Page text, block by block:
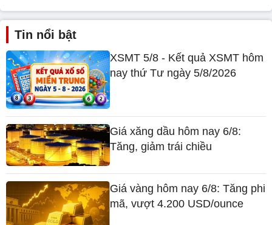
Tin nổi bật
XSMT 5/8 - Kết quả XSMT hôm
nay thứ Tư ngày 5/8/2026
Giá xăng dầu hôm nay 6/8:
Tăng, giảm trái chiều
Giá vàng hôm nay 6/8: Tăng phi
mã, vượt 4.200 USD/ounce